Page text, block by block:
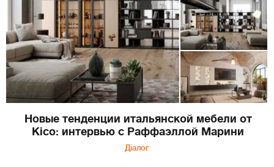
Новые тенденции итальянской мебели от
Kico: интервью с Раффаэллой Марини
Діалог